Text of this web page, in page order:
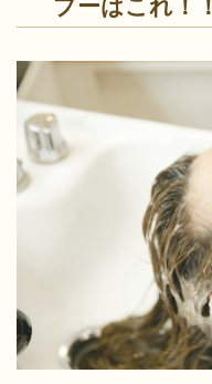
プーはこれ！！